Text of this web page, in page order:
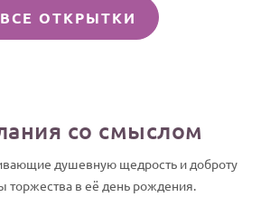
ВСЕ ОТКРЫТКИ
со смыслом
душевную щедрость и доброту
торжества в её день рождения.